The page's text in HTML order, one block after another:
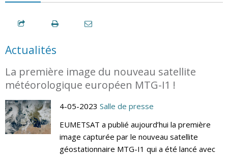
Actualités
La première image du nouveau satellite
météorologique européen MTG-I1 !
4-05-2023 Salle de presse
EUMETSAT a publié aujourd’hui la première
image capturée par le nouveau satellite
géostationnaire MTG-I1 qui a été lancé avec